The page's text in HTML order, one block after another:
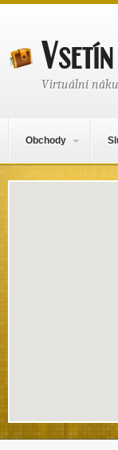
Virtuální
Obchody
Mapa obsahu